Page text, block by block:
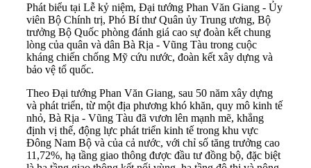
Phát biểu tại Lễ kỷ niệm, Đại tướng Phan Văn Giang - Ủy
viên Bộ Chính trị, Phó Bí thư Quân ủy Trung ương, Bộ
trưởng Bộ Quốc phòng đánh giá cao sự đoàn kết chung
lòng của quân và dân Bà Rịa - Vũng Tàu trong cuộc
kháng chiến chống Mỹ cứu nước, đoàn kết xây dựng và
bảo vệ tổ quốc.
Theo Đại tướng Phan Văn Giang, sau 50 năm xây dựng
và phát triển, từ một địa phương khó khăn, quy mô kinh tế
nhỏ, Bà Rịa - Vũng Tàu đã vươn lên mạnh mẽ, khẳng
định vị thế, động lực phát triển kinh tế trong khu vực
Đông Nam Bộ và của cả nước, với chỉ số tăng trưởng cao
11,72%, hạ tầng giao thông được đầu tư đồng bộ, đặc biệt